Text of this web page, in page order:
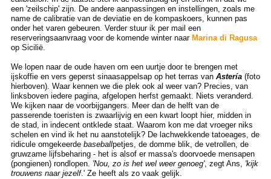
een 'zeilschip' zijn. De andere aanpassingen en instellingen, zoals me
name de calibratie van de deviatie en de kompaskoers, kunnen pas
onder het varen gebeuren. Verder stuur ik per mail een
reserveringsaanvraag voor de komende winter naar Marina di Ragusa
op Sicilië.
We lopen naar de oude haven om een uurtje door te brengen met
ijskoffie en vers geperst sinaasappelsap op het terras van Astería(foto
hierboven). Waar kennen we die plek ook al weer van? Precies, van
linksboven iedere pagina, afgelopen herfst gemaakt. Niets veranderd.
We kijken naar de voorbijgangers. Meer dan de helft van de
passerende toeristen is zwaarlijvig en een kwart loopt hier, midden in
de stad, in indecent ontklede staat. Waarom kon me dat vroeger niks
schelen en vind ik het nu aanstotelijk? De lachwekkende tatoeages, de
ridicule omgekeerde baseballpetjes, de domme blik, de vetrollen, de
gruwzame lijfsbeharing - het is alsof er massa's doorvoede mensapen
(pongienen) rondlopen. 'Nou, zo is het wel weer genoeg', zegt Ans, 'kijk
trouwens naar jezelf.' Ze heeft als zo vaak gelijk.